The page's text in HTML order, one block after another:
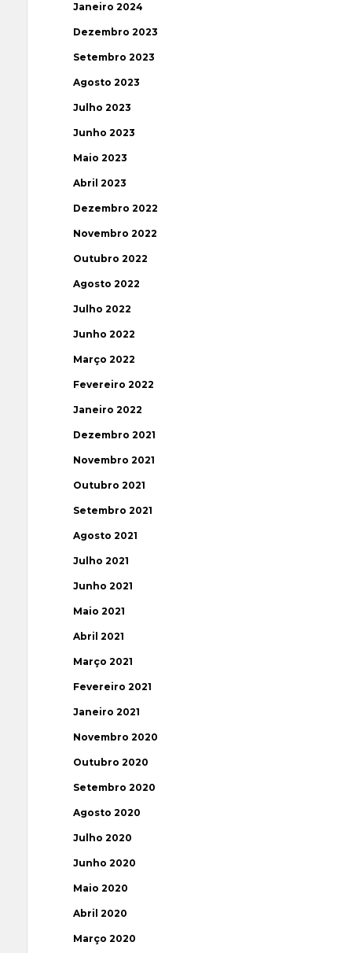
Janeiro 2024
Dezembro 2023
Setembro 2023
Agosto 2023
Julho 2023
Junho 2023
Maio 2023
Abril 2023
Dezembro 2022
Novembro 2022
Outubro 2022
Agosto 2022
Julho 2022
Junho 2022
Março 2022
Fevereiro 2022
Janeiro 2022
Dezembro 2021
Novembro 2021
Outubro 2021
Setembro 2021
Agosto 2021
Julho 2021
Junho 2021
Maio 2021
Abril 2021
Março 2021
Fevereiro 2021
Janeiro 2021
Novembro 2020
Outubro 2020
Setembro 2020
Agosto 2020
Julho 2020
Junho 2020
Maio 2020
Abril 2020
Março 2020